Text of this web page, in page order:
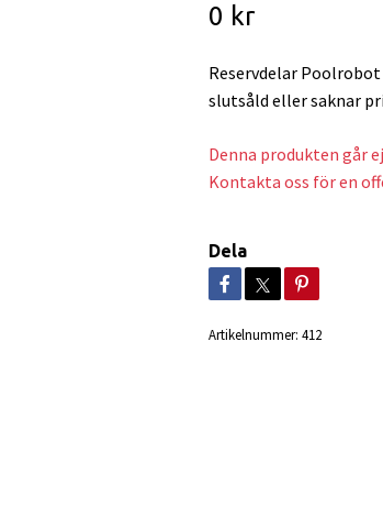
0 kr
Reservdelar Poolrobot
slutsåld eller saknar
Denna produkten går
Kontakta oss för en
Dela
Artikelnummer: 412